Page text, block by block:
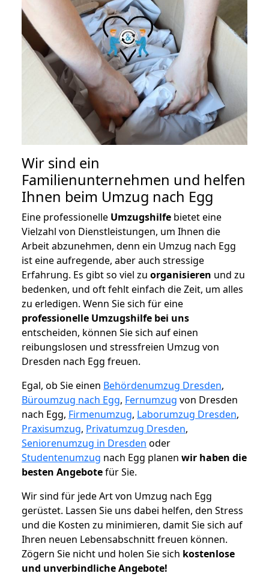
Wir sind ein
Familienunternehmen und helfen
Ihnen beim Umzug nach Egg
Eine professionelle Umzugshilfe bietet eine
Vielzahl von Dienstleistungen, um Ihnen die
Arbeit abzunehmen, denn ein Umzug nach Egg
ist eine aufregende, aber auch stressige
Erfahrung. Es gibt so viel zu organisieren und zu
bedenken, und oft fehlt einfach die Zeit, um alles
zu erledigen. Wenn Sie sich für eine
professionelle Umzugshilfe bei uns
entscheiden, können Sie sich auf einen
reibungslosen und stressfreien Umzug von
Dresden nach Egg freuen.
Egal, ob Sie einen Behördenumzug Dresden,
Büroumzug nach Egg, Fernumzug von Dresden
nach Egg, Firmenumzug, Laborumzug Dresden,
Praxisumzug, Privatumzug Dresden,
Seniorenumzug in Dresden oder
Studentenumzug nach Egg planen wir haben die
besten Angebotefür Sie.
Wir sind für jede Art von Umzug nach Egg
gerüstet. Lassen Sie uns dabei helfen, den Stress
und die Kosten zu minimieren, damit Sie sich auf
Ihren neuen Lebensabschnitt freuen können.
Zögern Sie nicht und holen Sie sich kostenlose
und unverbindliche Angebote!